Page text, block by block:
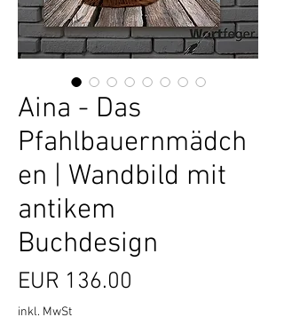
Aina - Das
Pfahlbauernmädch
en | Wandbild mit
antikem
Buchdesign
EUR 136.00
inkl. MwSt